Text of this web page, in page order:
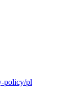
policy/pl